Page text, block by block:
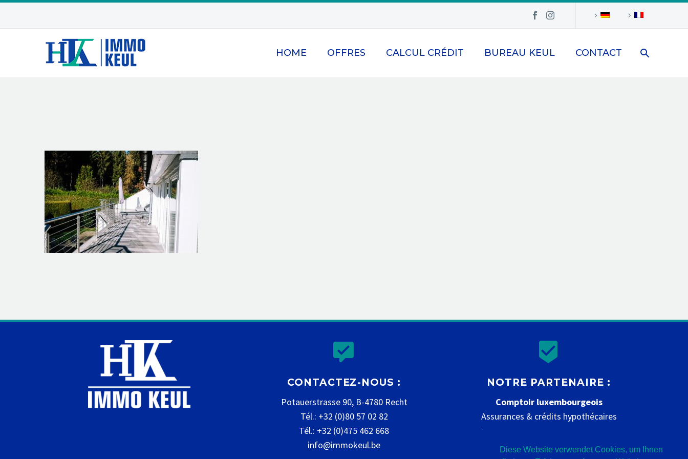
HOME OFFRES CALCUL CRÉDIT BUREAU KEUL CONTACT


CONTACTEZ-NOUS :
Potauerstrasse 90, B-4780 Recht
Tél.: +32 (0)80 57 02 82
Tél.: +32 (0)475 462 668
info@immokeul.be


NOTRE PARTENAIRE :
Comptoir luxembourgeois
Assurances & crédits hypothécaires
www.comptoir-luxembourgeois.be
Diese Website verwendet Cookies, um Ihnen